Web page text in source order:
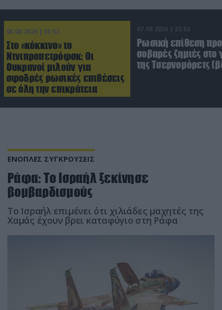
08.08.2026 | 01:02
Στο «κόκκινο» το
Ντνιπροπετρόφσκ: Οι
Ουκρανοί μιλούν για
σφοδρές ρωσικές επιθέσεις
σε όλη την επικράτεια
07.08.2026 | 23:02
Ρωσική επίθεση
σοβαρές ζημιές στο
της Τσερνομόρετς
ΕΝΟΠΛΕΣ ΣΥΓΚΡΟΥΣΕΙΣ
Ράφα: Το Ισραήλ ξεκίνησε
βομβαρδισμούς
Το Ισραήλ επιμένει ότι χιλιάδες μαχητές της
Χαμάς έχουν βρει καταφύγιο στη Ράφα